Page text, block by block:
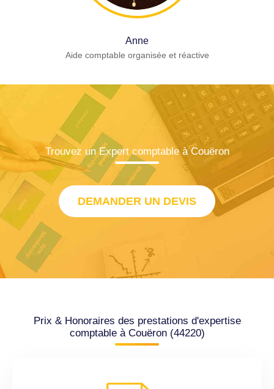
Anne
Aide comptable organisée et réactive
Trouvez un Expert comptable à Couëron
DEMANDER UN DEVIS
Prix & Honoraires des prestations d'expertise
comptable à Couëron (44220)